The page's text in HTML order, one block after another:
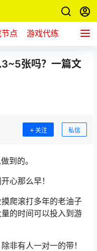
点 游戏代练 新游推
张吗？一篇文
关注 私信
到的。
心那么早！
爬滚打多年的老油子
的时间可以投入到游
非有人一对一的带！